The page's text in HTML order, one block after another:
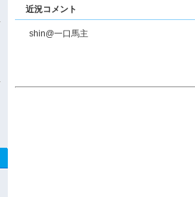
近況コメント
shin@一口馬主